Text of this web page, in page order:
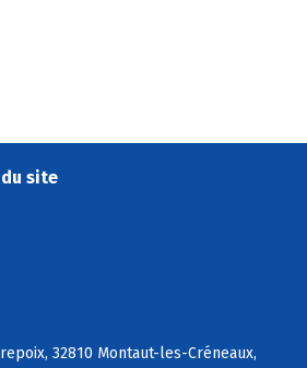
site
32810 Montaut-les-Créneaux,